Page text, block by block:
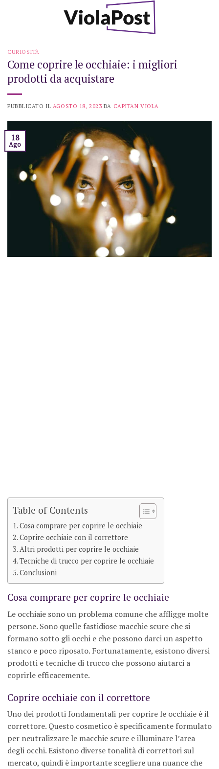
CURIOSITÀ
Come coprire le occhiaie: i migliori
prodotti da acquistare
PUBBLICATO IL AGOSTO 18, 2023 DA CAPITAN VIOLA
18
Ago
Table of Contents
Cosa comprare per coprire le occhiaie
Coprire occhiaie con il correttore
Altri prodotti per coprire le occhiaie
Tecniche di trucco per coprire le occhiaie
Conclusioni
Cosa comprare per coprire le occhiaie
Le occhiaie sono un problema comune che affligge molte
persone. Sono quelle fastidiose macchie scure che si
formano sotto gli occhi e che possono darci un aspetto
stanco e poco riposato. Fortunatamente, esistono diversi
prodotti e tecniche di trucco che possono aiutarci a
coprirle efficacemente.
Coprire occhiaie con il correttore
Uno dei prodotti fondamentali per coprire le occhiaie è il
correttore. Questo cosmetico è specificamente formulato
per neutralizzare le macchie scure e illuminare l’area
degli occhi. Esistono diverse tonalità di correttori sul
mercato, quindi è importante scegliere una nuance che